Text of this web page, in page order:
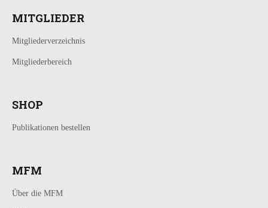
MITGLIEDER
Mitgliederverzeichnis
Mitgliederbereich
SHOP
Publikationen bestellen
MFM
Über die MFM